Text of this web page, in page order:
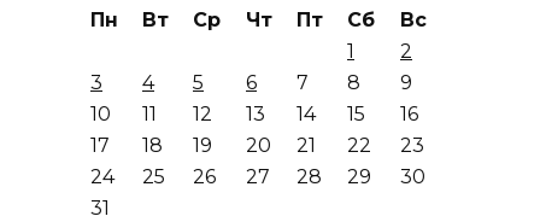
Пн Вт Ср Чт Пт Сб
Вс
1
2
3
4 5 6 7 8
9
10
11 12 13 14 15
16
17
18 19 20 21 22
23
24
25 26 27 28 29
30
31